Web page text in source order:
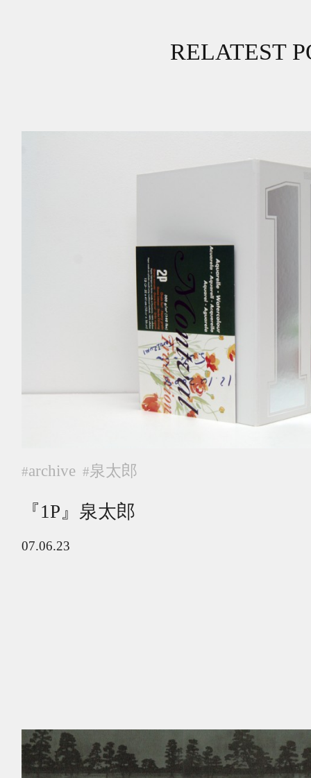
RELATEST
#archive #泉太郎
『1P』泉太郎
07.06.23